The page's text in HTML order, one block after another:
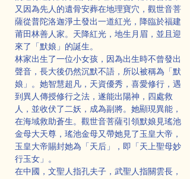
又因為先人的遺骨安葬在地理寶穴，觀世音菩
薩從普陀洛迦淨土發出一道紅光，降臨於福建
莆田林善人家。天降紅光，地生月眉，並且迎
來了「默娘」的誕生。
林家出生了一位小女孩，因為出生時不曾發出
聲音，長大後仍然沉默不語，所以被稱為「默
娘」。她智慧超凡，天資優秀，喜愛修行，遇
到異人傳授修行之法，遂能出陽神，四處救
人，並收伏了二妖，成為副將。她顯現異能，
在海域救助蒼生。觀世音菩薩引領默娘見瑤池
金母大天尊，瑤池金母又帶她見了玉皇大帝，
玉皇大帝賜封她為「天后」，即「天上聖母妙
行玉女」。
在中國，文聖人指孔夫子，武聖人指關雲長，